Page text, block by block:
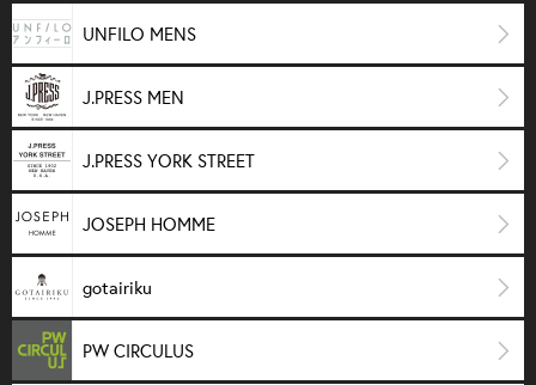
UNFILO MENS
J.PRESS MEN
J.PRESS YORK STREET
JOSEPH HOMME
gotairiku
PW CIRCULUS